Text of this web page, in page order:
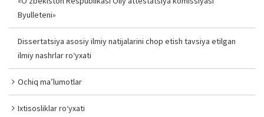
Byulleteni»
Dissertatsiya asosiy ilmiy natijalarini chop etish tavsiya etilgan
ilmiy nashrlar ro‘yxati
Ochiq ma’lumotlar
Ixtisosliklar ro‘yxati